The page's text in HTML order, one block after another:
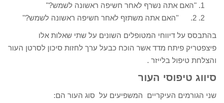
"האם אתה נשרף לאחר חשיפה ראשונה לשמש?"
2. "האם אתה משתזף לאחר חשיפה ראשונה לשמש?"
בהתבסס על דיווחי המטופלים השונים על שתי שאלות אלו
פיצפטריק פיתח מדד אשר הוכח כבעל ערך לחזות סיכון לסרטן העור
והצלחת טיפול בלייזר .
סיווג טיפוסי העור
שני הגורמים העיקריים המשפיעים על סוג העור הם: